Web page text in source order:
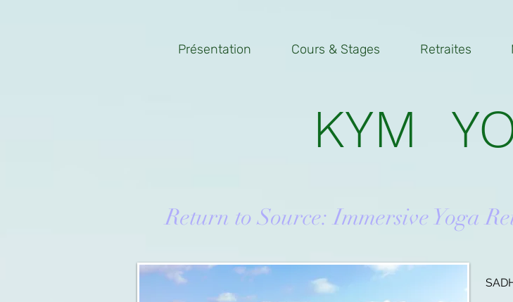
Présentation Cours & Stages Retraites
KYM
Return to Source: Immersive Yoga